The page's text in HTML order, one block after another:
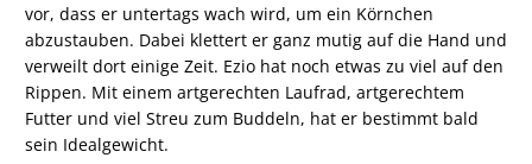
vor, dass er untertags wach wird, um ein Körnchen
abzustauben. Dabei klettert er ganz mutig auf die Hand und
verweilt dort einige Zeit. Ezio hat noch etwas zu viel auf den
Rippen. Mit einem artgerechten Laufrad, artgerechtem
Futter und viel Streu zum Buddeln, hat er bestimmt bald
sein Idealgewicht.